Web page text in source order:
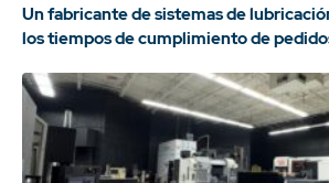
Un fabricante de sistemas de
los tiempos de cumplimiento de